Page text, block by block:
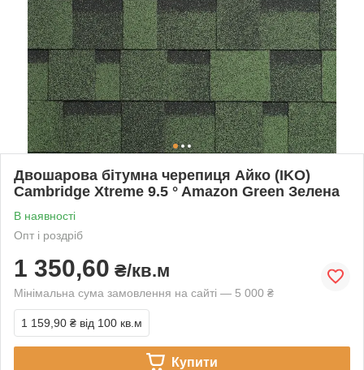
Двошарова бітумна черепиця Айко (IKO)
Cambridge Xtreme 9.5 ° Amazon Green Зелена
В наявності
Опт і роздріб
1 350,60 ₴/кв.м
Мінімальна сума замовлення на сайті — 5 000 ₴
1 159,90 ₴ від 100 кв.м
Купити